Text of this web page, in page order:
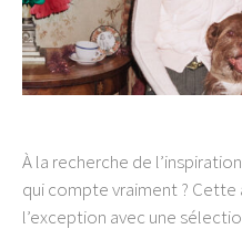
À la recherche de
qui compte vraiment ?
l’exception avec une